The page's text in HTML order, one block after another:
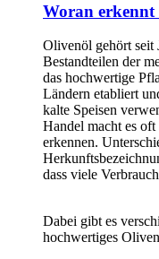
Woran erkennt
Olivenöl gehört seit
Bestandteilen der
das hochwertige
Ländern etabliert
kalte Speisen
Handel macht es
erkennen.
dass viele
Dabei gibt es
hochwertiges